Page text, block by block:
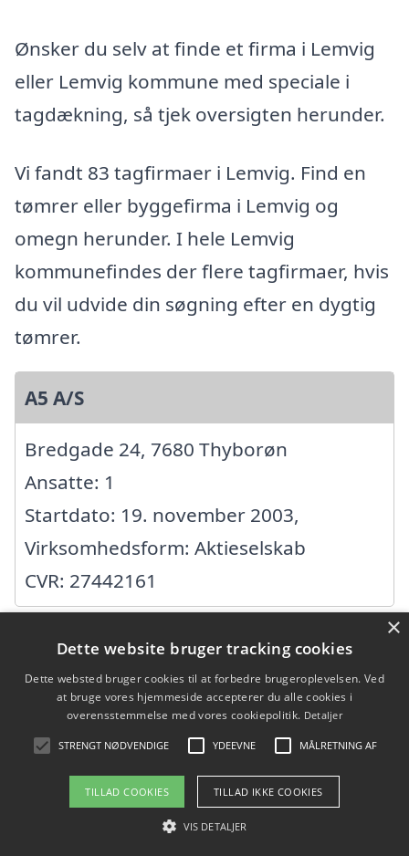
Ønsker du selv at finde et firma i Lemvig
eller Lemvig kommune med speciale i
tagdækning, så tjek oversigten herunder.
Vi fandt 83 tagfirmaer i Lemvig. Find en
tømrer eller byggefirma i Lemvig og
omegn herunder. I hele Lemvig
kommunefindes der flere tagfirmaer, hvis
du vil udvide din søgning efter en dygtig
tømrer.
A5 A/S
Bredgade 24, 7680 Thyborøn
Ansatte: 1
Startdato: 19. november 2003,
Virksomhedsform: Aktieselskab
CVR: 27442161
AB Indoor ApS
Insektvej 16, 7673 Harboøre
Ansatte: 2
Virksomhedsform: Anpartsselskab
×
Dette website bruger tracking cookies
Dette websted bruger cookies til at forbedre brugeroplevelsen. Ved
at bruge vores hjemmeside accepterer du alle cookies i
overensstemmelse med vores cookiepolitik. Detaljer
STRENGT NØDVENDIGE YDEEVNE MÅLRETNING AF
TILLAD COOKIES TILLAD IKKE COOKIES
VIS DETALJER